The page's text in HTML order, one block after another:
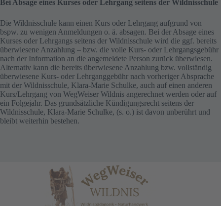
Bei Absage eines Kurses oder Lehrgang seitens der Wildnisschule
Die Wildnisschule kann einen Kurs oder Lehrgang aufgrund von
bspw. zu wenigen Anmeldungen o. ä. absagen. Bei der Absage eines
Kurses oder Lehrgangs seitens der Wildnisschule wird die ggf. bereits
überwiesene Anzahlung – bzw. die volle Kurs- oder Lehrgangsgebühr
nach der Information an die angemeldete Person zurück überwiesen.
Alternativ kann die bereits überwiesene Anzahlung bzw. vollständig
überwiesene Kurs- oder Lehrganggebühr nach vorheriger Absprache
mit der Wildnisschule, Klara-Marie Schulke, auch auf einen anderen
Kurs/Lehrgang von WegWeiser Wildnis angerechnet werden oder auf
ein Folgejahr. Das grundsätzliche Kündigungsrecht seitens der
Wildnisschule, Klara-Marie Schulke, (s. o.) ist davon unberührt und
bleibt weiterhin bestehen.